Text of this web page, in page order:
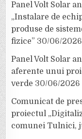
Panel Volt Solar
„Instalare de
produse de
fizice” 30/06/2026
Panel Volt Solar
aferente unui
verde 30/06/2026
Comunicat de
proiectul
comunei Tulnici,